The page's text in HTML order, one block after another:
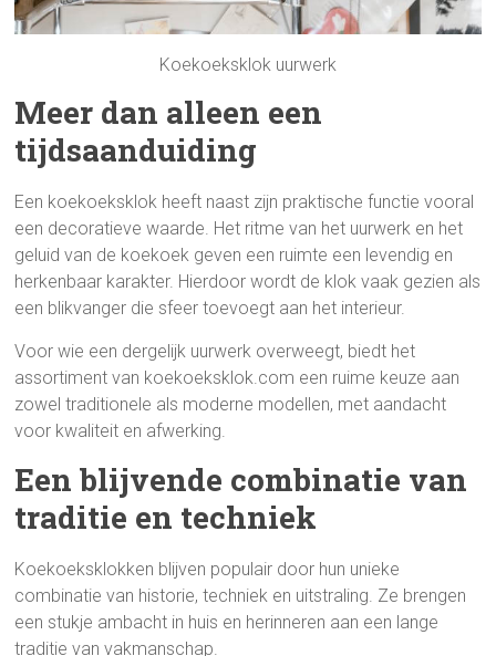
Koekoeksklok uurwerk
Meer dan alleen een
tijdsaanduiding
Een koekoeksklok heeft naast zijn praktische functie vooral
een decoratieve waarde. Het ritme van het uurwerk en het
geluid van de koekoek geven een ruimte een levendig en
herkenbaar karakter. Hierdoor wordt de klok vaak gezien als
een blikvanger die sfeer toevoegt aan het interieur.
Voor wie een dergelijk uurwerk overweegt, biedt het
assortiment van koekoeksklok.com een ruime keuze aan
zowel traditionele als moderne modellen, met aandacht
voor kwaliteit en afwerking.
Een blijvende combinatie van
traditie en techniek
Koekoeksklokken blijven populair door hun unieke
combinatie van historie, techniek en uitstraling. Ze brengen
een stukje ambacht in huis en herinneren aan een lange
traditie van vakmanschap.